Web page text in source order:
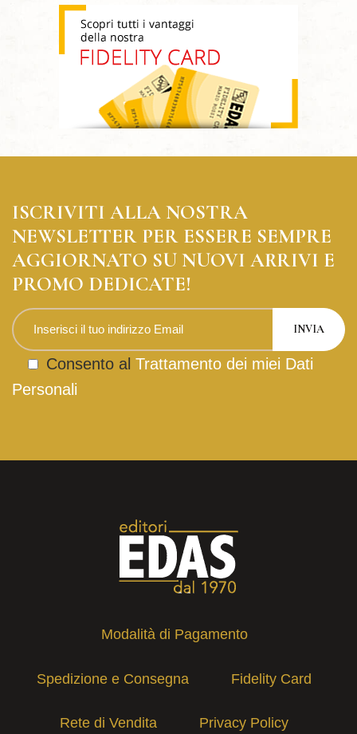
ISCRIVITI ALLA NOSTRA
NEWSLETTER PER ESSERE SEMPRE
AGGIORNATO SU NUOVI ARRIVI E
PROMO DEDICATE!
Consento al Trattamento dei miei Dati
Personali
Modalità di Pagamento
Spedizione e Consegna Fidelity Card
Rete di Vendita Privacy Policy